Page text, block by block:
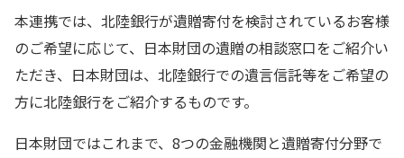
本連携では、北陸銀行が遺贈寄付を検討されているお客様
のご希望に応じて、日本財団の遺贈の相談窓口をご紹介い
ただき、日本財団は、北陸銀行での遺言信託等をご希望の
方に北陸銀行をご紹介するものです。
日本財団ではこれまで、8つの金融機関と遺贈寄付分野で